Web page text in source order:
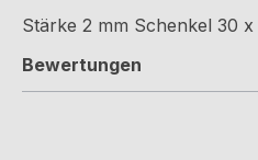
Stärke 2 mm Schenkel 30
Bewertungen